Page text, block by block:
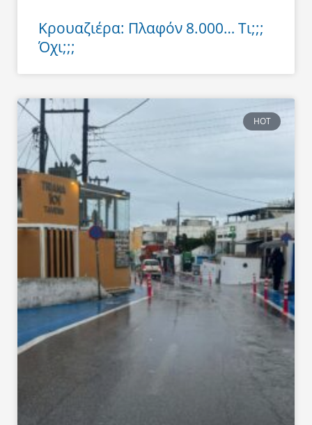
Κρουαζιέρα: Πλαφόν 8.000… Τι;;;
Όχι;;;
HOT